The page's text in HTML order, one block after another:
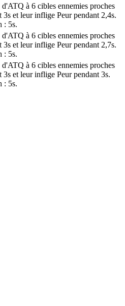
à 6 cibles ennemies proches
3s et leur inflige Peur pendant 2,4s.
: 5s.
à 6 cibles ennemies proches
3s et leur inflige Peur pendant 2,7s.
: 5s.
à 6 cibles ennemies proches
3s et leur inflige Peur pendant 3s.
: 5s.